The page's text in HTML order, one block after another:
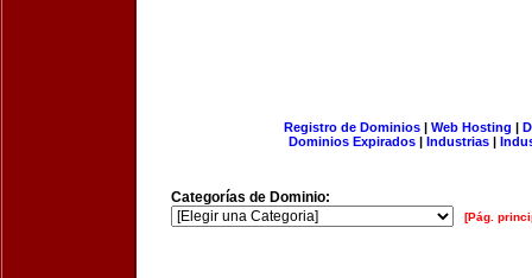
Registro de Dominios| Web Hosting |
Dominios Expirados | Industrias |
Categorías de Dominio:
[Pág.